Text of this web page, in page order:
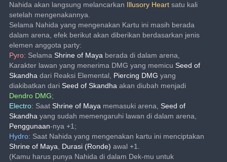
Nahida akan langsung melancarkan Illusory Heart satu kali
setelah mengenakannya.
Selama Nahida yang mengenakan Kartu ini masih berada
dalam arena, efek berikut akan diberikan berdasarkan jenis
elemen anggota party:
Pyro: Selama Shrine of Maya berada di dalam arena,
Karakter lawan yang menerima DMG yang memicu Seed of
Skandha dari Reaksi Elemental, Piercing DMG yang
diakibatkan dari Seed of Skandha
Dendro DMG;
Electro: Saat Shrine of Maya memasuki arena, Seed of
Skandha
Penggunaan-nya +1;
Hydro
Shrine of Maya, Durasi (Ronde) awal +1.
(Kamu harus punya Nahida di dalam Dek-mu untuk